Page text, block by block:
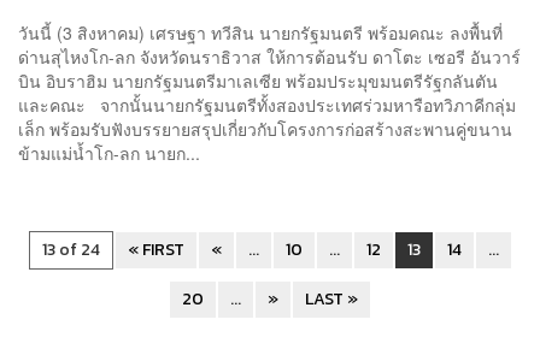
วันนี้ (3 สิงหาคม) เศรษฐา ทวีสิน นายกรัฐมนตรี พร้อมคณะ ลงพื้นที่
ด่านสุไหงโก-ลก จังหวัดนราธิวาส ให้การต้อนรับ ดาโตะ เซอรี อันวาร์
บิน อิบราฮิม นายกรัฐมนตรีมาเลเซีย พร้อมประมุขมนตรีรัฐกลันตัน
และคณะ จากนั้นนายกรัฐมนตรีทั้งสองประเทศร่วมหารือทวิภาคีกลุ่ม
เล็ก พร้อมรับฟังบรรยายสรุปเกี่ยวกับโครงการก่อสร้างสะพานคู่ขนาน
ข้ามแม่น้ำโก-ลก นายก...
13 of 24 « FIRST « ... 10 ... 12 13 14
...
20
... » LAST »